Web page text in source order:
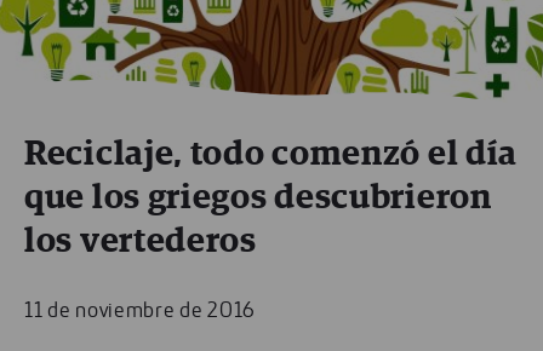
Reciclaje, todo comenzó el día
que los griegos descubrieron
los vertederos
11 de noviembre de 2016